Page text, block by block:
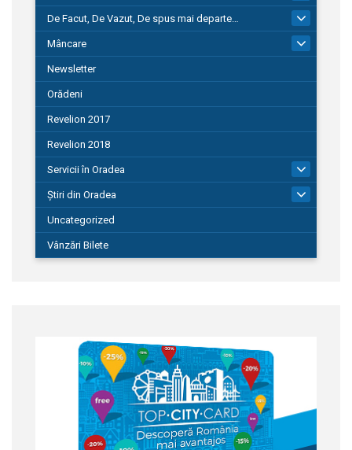
De Facut, De Vazut, De spus mai departe…
580
Mâncare
Newsletter
Orădeni
Revelion 2017
Revelion 2018
Servicii în Oradea
Știri din Oradea
Uncategorized
Vânzări Bilete